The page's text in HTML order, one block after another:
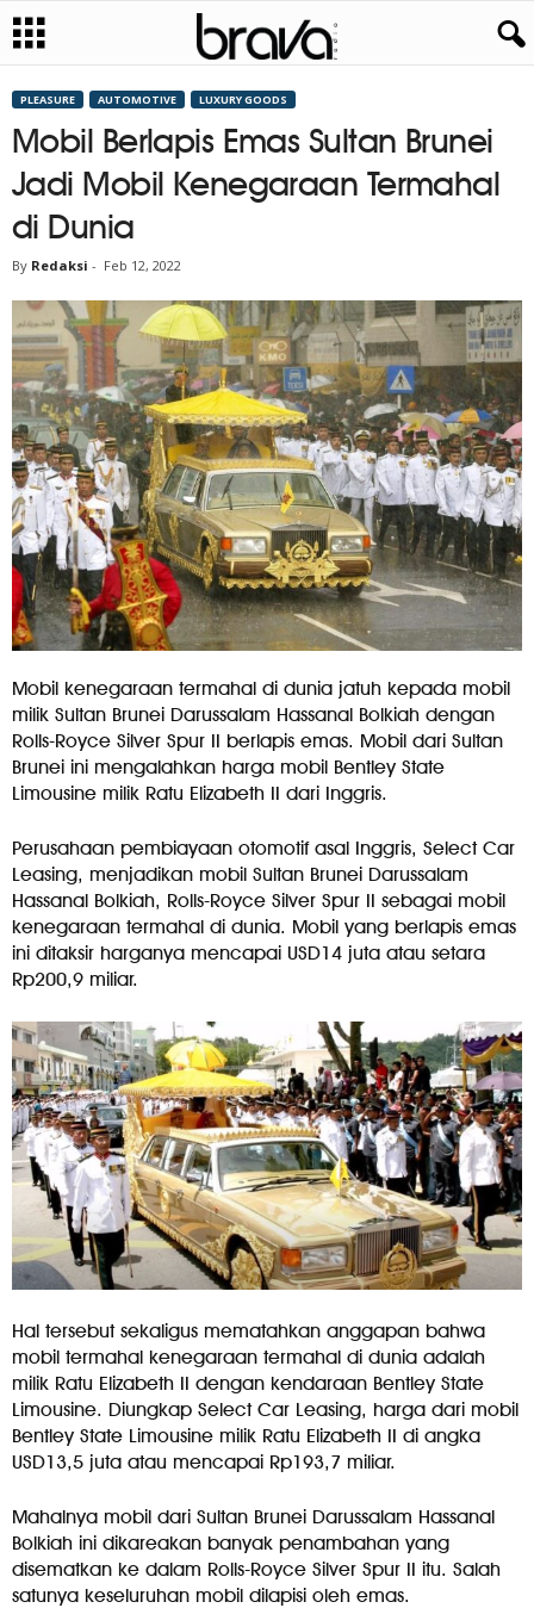
PLEASURE AUTOMOTIVE LUXURY GOODS
Mobil Berlapis Emas Sultan Brunei
Jadi Mobil Kenegaraan Termahal
di Dunia
By Redaksi - Feb 12, 2022
Mobil kenegaraan termahal di dunia jatuh kepada mobil
milik Sultan Brunei Darussalam Hassanal Bolkiah dengan
Rolls-Royce Silver Spur II berlapis emas. Mobil dari Sultan
Brunei ini mengalahkan harga mobil Bentley State
Limousine milik Ratu Elizabeth II dari Inggris.
Perusahaan pembiayaan otomotif asal Inggris, Select Car
Leasing, menjadikan mobil Sultan Brunei Darussalam
Hassanal Bolkiah, Rolls-Royce Silver Spur II sebagai mobil
kenegaraan termahal di dunia. Mobil yang berlapis emas
ini ditaksir harganya mencapai USD14 juta atau setara
Rp200,9 miliar.
Hal tersebut sekaligus mematahkan anggapan bahwa
mobil termahal kenegaraan termahal di dunia adalah
milik Ratu Elizabeth II dengan kendaraan Bentley State
Limousine. Diungkap Select Car Leasing, harga dari mobil
Bentley State Limousine milik Ratu Elizabeth II di angka
USD13,5 juta atau mencapai Rp193,7 miliar.
Mahalnya mobil dari Sultan Brunei Darussalam Hassanal
Bolkiah ini dikareakan banyak penambahan yang
disematkan ke dalam Rolls-Royce Silver Spur II itu. Salah
satunya keseluruhan mobil dilapisi oleh emas.